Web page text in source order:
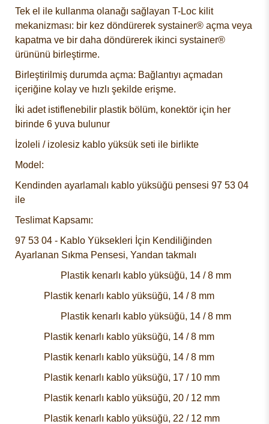
Tek el ile kullanma olanağı sağlayan T-Loc kilit
mekanizması: bir kez döndürerek systainer® açma veya
kapatma ve bir daha döndürerek ikinci systainer®
ürününü birleştirme.
Birleştirilmiş durumda açma: Bağlantıyı açmadan
içeriğine kolay ve hızlı şekilde erişme.
İki adet istiflenebilir plastik bölüm, konektör için her
birinde 6 yuva bulunur
İzoleli / izolesiz kablo yüksük seti ile birlikte
Model:
Kendinden ayarlamalı kablo yüksüğü pensesi 97 53 04
ile
Teslimat Kapsamı:
97 53 04 - Kablo Yüksekleri İçin Kendiliğinden
Ayarlanan Sıkma Pensesi, Yandan takmalı
Plastik kenarlı kablo yüksüğü, 14 / 8 mm
Plastik kenarlı kablo yüksüğü, 14 / 8 mm
Plastik kenarlı kablo yüksüğü, 14 / 8 mm
Plastik kenarlı kablo yüksüğü, 14 / 8 mm
Plastik kenarlı kablo yüksüğü, 14 / 8 mm
Plastik kenarlı kablo yüksüğü, 17 / 10 mm
Plastik kenarlı kablo yüksüğü, 20 / 12 mm
Plastik kenarlı kablo yüksüğü, 22 / 12 mm